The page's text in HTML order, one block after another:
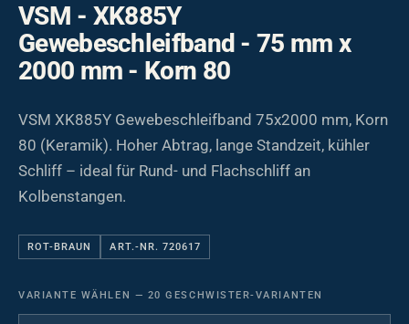
VSM - XK885Y
Gewebeschleifband - 75 mm x
2000 mm - Korn 80
VSM XK885Y Gewebeschleifband 75x2000 mm, Korn
80 (Keramik). Hoher Abtrag, lange Standzeit, kühler
Schliff – ideal für Rund- und Flachschliff an
Kolbenstangen.
ROT-BRAUN ART.-NR. 720617
VARIANTE WÄHLEN — 20 GESCHWISTER-VARIANTEN